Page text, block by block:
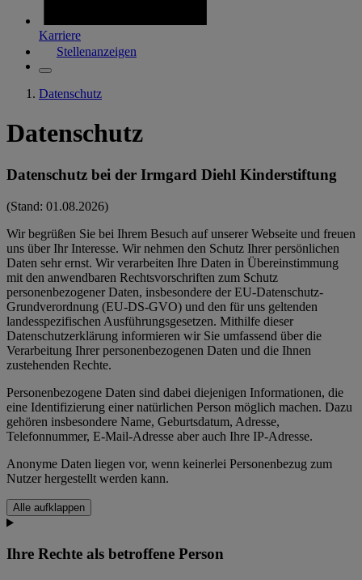
Karriere
Stellenanzeigen
Datenschutz
Datenschutz
Datenschutz bei der Irmgard Diehl Kinderstiftung
(Stand: 01.08.2026)
Wir begrüßen Sie bei Ihrem Besuch auf unserer Webseite und freuen
uns über Ihr Interesse. Wir nehmen den Schutz Ihrer persönlichen
Daten sehr ernst. Wir verarbeiten Ihre Daten in Übereinstimmung
mit den anwendbaren Rechtsvorschriften zum Schutz
personenbezogener Daten, insbesondere der EU-Datenschutz-
Grundverordnung (EU-DS-GVO) und den für uns geltenden
landesspezifischen Ausführungsgesetzen. Mithilfe dieser
Datenschutzerklärung informieren wir Sie umfassend über die
Verarbeitung Ihrer personenbezogenen Daten und die Ihnen
zustehenden Rechte.
Personenbezogene Daten sind dabei diejenigen Informationen, die
eine Identifizierung einer natürlichen Person möglich machen. Dazu
gehören insbesondere Name, Geburtsdatum, Adresse,
Telefonnummer, E-Mail-Adresse aber auch Ihre IP-Adresse.
Anonyme Daten liegen vor, wenn keinerlei Personenbezug zum
Nutzer hergestellt werden kann.
Alle aufklappen
Ihre Rechte als betroffene Person